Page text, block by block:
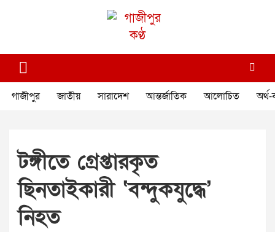
গাজীপুর কণ্ঠ
গাজীপুর জাতীয় সারাদেশ আন্তর্জাতিক আলোচিত অর্থ-
টঙ্গীতে গ্রেপ্তারকৃত
ছিনতাইকারী ‘বন্দুকযুদ্ধে’
নিহত